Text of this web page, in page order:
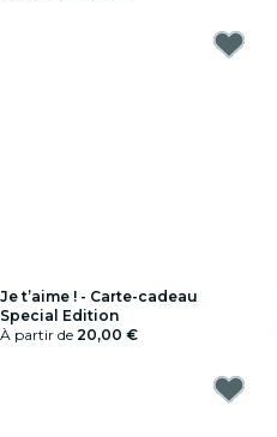
Je t’aime ! - Carte-cadeau
Special Edition
À partir de 20,00 €